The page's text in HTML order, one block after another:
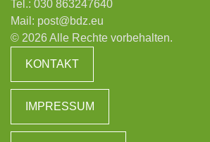
Tel.: 030 863247640
Mail: post@bdz.eu
© 2026 Alle Rechte vorbehalten.
KONTAKT
IMPRESSUM